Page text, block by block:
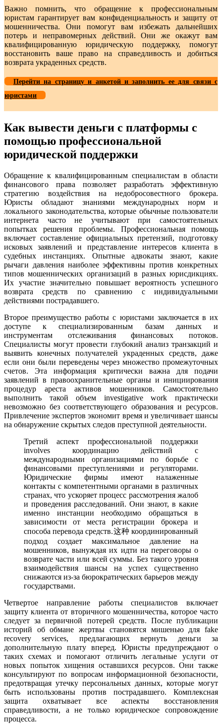
Важно помнить, что обращение к профессиональным
юристам гарантирует вам конфиденциальность и защиту от
мошенничества. Они помогут вам избежать дальнейших
потерь и неправомерных действий. Они же окажут вам
квалифицированную юридическую поддержку, помогут
восстановить ваше право на справедливость и добиться
возврата украденных средств.
Перейти на страницу и анкетой и заполнить ее для связи с
юристами
Как вывести деньги с платформы с
помощью профессиональной
юридической поддержки
Обращение к квалифицированным специалистам в области
финансового права позволяет разработать эффективную
стратегию воздействия на недобросовестного брокера.
Юристы обладают знаниями международных норм и
локального законодательства, которые обычные пользователи
интернета часто не учитывают при самостоятельных
попытках решения проблемы. Профессиональная помощь
включает составление официальных претензий, подготовку
исковых заявлений и представление интересов клиента в
судебных инстанциях. Опытные адвокаты знают, какие
рычаги давления наиболее эффективны против конкретных
типов мошеннических организаций в разных юрисдикциях.
Их участие значительно повышает вероятность успешного
возврата средств по сравнению с индивидуальными
действиями пострадавшего.
Второе преимущество работы с юристами заключается в их
доступе к специализированным базам данных и
инструментам отслеживания финансовых потоков.
Специалисты могут провести глубокий анализ транзакций и
выявить конечных получателей украденных средств, даже
если они были переведены через множество промежуточных
счетов. Эта информация критически важна для подачи
заявлений в правоохранительные органы и инициирования
процедур ареста активов мошенников. Самостоятельно
выполнить такой объем investigative work практически
невозможно без соответствующего образования и ресурсов.
Привлечение экспертов экономит время и увеличивает шансы
на обнаружение скрытых следов преступной деятельности.
Третий аспект профессиональной поддержки
involves координацию действий с
международными организациями по борьбе с
финансовыми преступлениями и регуляторами.
Юридические фирмы имеют налаженные
контакты с компетентными органами в различных
странах, что ускоряет процесс рассмотрения жалоб
и проведения расследований. Они знают, в какие
именно инстанции необходимо обращаться в
зависимости от места регистрации брокера и
способа перевода средств.这种 координированный
подход создает максимальное давление на
мошенников, вынуждая их идти на переговоры о
возврате части или всей суммы. Без такого уровня
взаимодействия шансы на успех существенно
снижаются из-за бюрократических барьеров между
государствами.
Четвертое направление работы специалистов включает
защиту клиента от вторичного мошенничества, которое часто
следует за первичной потерей средств. После публикации
историй об обмане жертвы становятся мишенью для fake
recovery services, предлагающих вернуть деньги за
дополнительную плату вперед. Юристы предупреждают о
таких схемах и помогают отличить легальные услуги от
новых попыток хищения оставшихся ресурсов. Они также
консультируют по вопросам информационной безопасности,
предотвращая утечку персональных данных, которые могут
быть использованы против пострадавшего. Комплексная
защита охватывает все аспекты восстановления
справедливости, а не только юридическое сопровождение
процесса.